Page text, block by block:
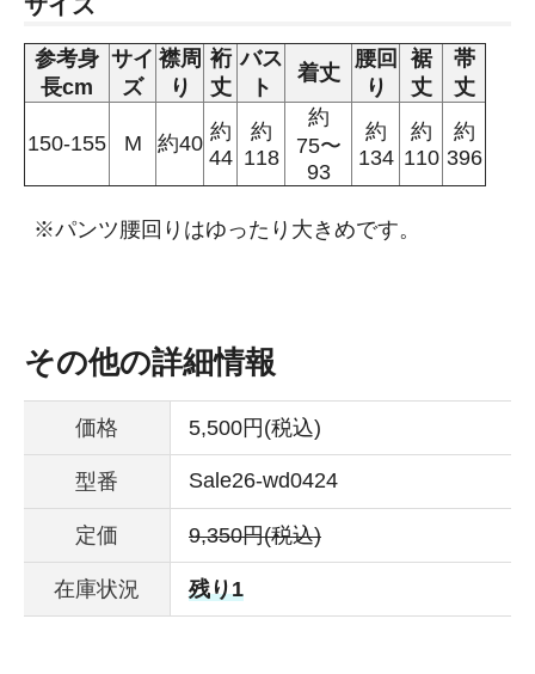
参考身
長cm
サイ
ズ
襟周
り
裄
丈
バス
ト
着丈
腰回
り
裾
丈
帯
丈
150-155 M 約40 約
44
約
118
約
75〜
93
約
134
約
110
約
396
※パンツ腰回りはゆったり大きめです。
その他の詳細情報
価格 5,500円(税込)
型番 Sale26-wd0424
定価 9,350円(税込)
在庫状況 残り1